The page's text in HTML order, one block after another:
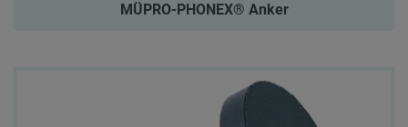
MÜPRO-PHONEX® Anker